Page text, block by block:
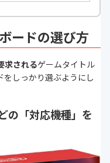
ードの選び方
求されるゲームタイトル
しっかり選ぶようにし
の「対応機種」を